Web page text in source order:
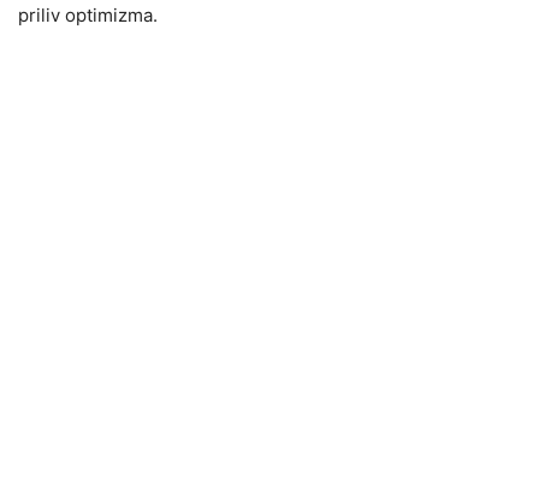
priliv optimizma.